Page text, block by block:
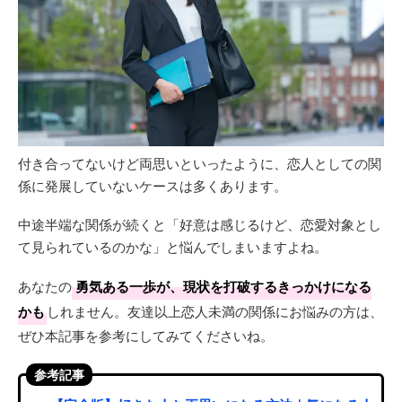
付き合ってないけど両思いといったように、恋人としての関
係に発展していないケースは多くあります。
中途半端な関係が続くと「好意は感じるけど、恋愛対象とし
て見られているのかな」と悩んでしまいますよね。
あなたの勇気ある一歩が、現状を打破するきっかけになる
かも しれません。友達以上恋人未満の関係にお悩みの方は、
ぜひ本記事を参考にしてみてくださいね。
参考記事